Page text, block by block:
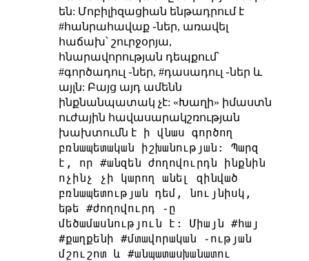
են: Մոբիլիզացիան ենթադրում է
#հանրահավաք ֊ներ, առավել
հաճախ՝ շուրջօրյա,
հնարավորության դեպքում՝
#գործադուլ ֊ներ, #դասադուլ ֊ներ և
այլն: Բայց այդ ամենն
ինքնանպատակ չէ: «Խաղի» իմաստն
ուժային հավասարակշռության
խախտումն էի վնաս գործող
բռնապետական իշխանության: Պարզ
է, որ #անզեն ժողովուրդն ինքնին
ոչինչ չի կարող անել զինված
բռնապետության դեմ, նույնիսկ,
եթե #ժողովուրդ ֊ը
մեծամասնություն է: Միայն #հայ
#քաղքենի #մտավորական ֊ության
մշուշոտ և #անպատասխանատու